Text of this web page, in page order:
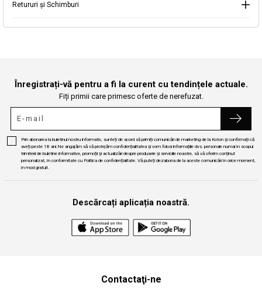
Retururi și Schimburi
Înregistrați-vă pentru a fi la curent cu tendințele actuale.
Fiți primii care primesc oferte de nerefuzat.
Prin abonarea la buletinul nostru informativ, sunteți de acord să primiți comunicări de marketing de la Koton și confirmați că
aveți peste 18 ani.Ne angajăm să vă protejăm confidențialitatea și vom folosi informațiile dvs. personale numai în scopul
trimiterii de buletine informative, promoții și actualizări despre produsele și serviciile noastre, să vă oferim conținut
personalizat, în conformitate cu Politica de confidențialitate. Vă puteți dezabona de la aceste comunicări în orice moment,
în mod gratuit.
Descărcați aplicația noastră.
Contactaţi-ne
Căutare
Continuă cumpărăturile